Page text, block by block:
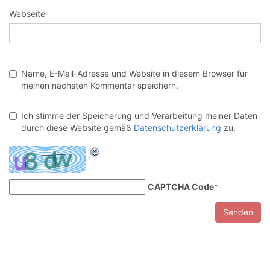
Webseite
Name, E-Mail-Adresse und Website in diesem Browser für
meinen nächsten Kommentar speichern.
Ich stimme der Speicherung und Verarbeitung meiner Daten
durch diese Website gemäß Datenschutzerklärung zu.
CAPTCHA Code*